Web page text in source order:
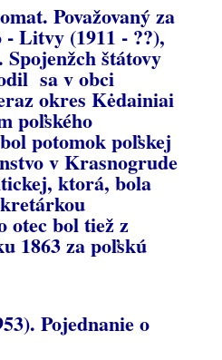
Považovaný za
Litvy (1911 - ??),
štátovy
sa v obci
okres Kėdainiai
poľského
potomok poľskej
v Krasnogrude
ktorá, bola
otec bol tiež z
1863 za poľskú
Pojednanie o